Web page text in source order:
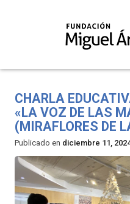
CHARLA
«LA VOZ DE LAS
(MIRAFLORES DE
Publicado en diciembre 11,